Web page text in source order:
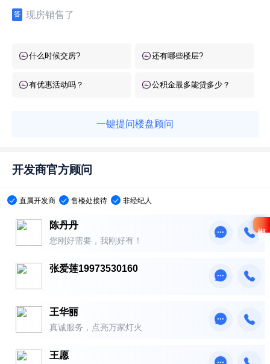
答 现房销售了
什么时候交房? 还有哪些楼层?
有优惠活动吗？ 公积金最多能贷多少？
一键提问楼盘顾问
开发商官方顾问
直属开发商 售楼处接待 非经纪人
陈丹丹
您刚好需要，我刚好有！
张爱莲19973530160
王华丽
真诚服务，点亮万家灯火
王愿